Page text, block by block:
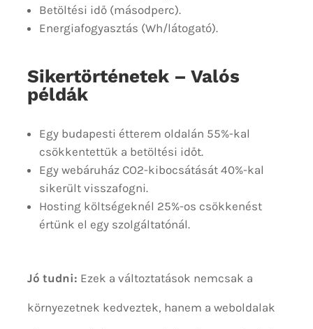
Betöltési idő (másodperc).
Energiafogyasztás (Wh/látogató).
Sikertörténetek – Valós
példák
Egy budapesti étterem oldalán 55%-kal
csökkentettük a betöltési időt.
Egy webáruház CO2-kibocsátását 40%-kal
sikerült visszafogni.
Hosting költségeknél 25%-os csökkenést
értünk el egy szolgáltatónál.
Jó tudni: Ezek a változtatások nemcsak a
környezetnek kedveztek, hanem a weboldalak